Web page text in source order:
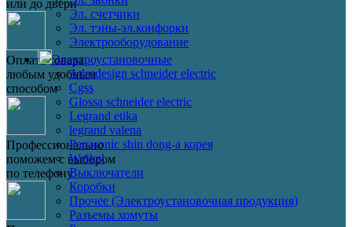
Эл. счетчики
Эл. тэны-эл.конфорки
Электрооборудование
Электроустановочные
Atlasdesign schneider electric
Cgss
Glossa schneider electric
Legrand etika
legrand valena
Panasonic shin dong-a корея
Werkel
Выключатели
Коробки
Прочее (Электроустановочная продукция)
Разъемы хомуты
или до двери
Оплата товара
любым удобным
способом
Профессионально
поможем с выбором
по телефону